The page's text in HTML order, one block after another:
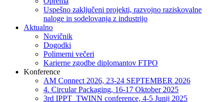
Uspešno zaključeni projekti, razvojno raziskovalne
naloge in sodelovanja z industrijo
Aktualno
Novičnik
Dogodki
Polimerni večeri
Karierne zgodbe diplomantov FTPO
Konference
AM Connect 2026, 23-24 SEPTEMBER 2026
4. Circular Packaging, 16-17 Oktober 2025
3rd IPPT_TWINN conference, 4-5 Junij 2025